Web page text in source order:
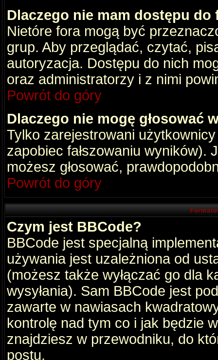
Dlaczego nie mam dostępu do
Nietóre fora mogą być
grup. Aby przeglądać, czytać,
autoryzacja. Dostępu do nich
oraz administratorzy i z nimi
Powrót do góry
Dlaczego nie mogę głosować
Tylko zarejestrowani
zapobiec fałszowaniu wyników).
możesz głosować,
Powrót do góry
Czym jest BBCode?
BBCode jest specjalną
używania jest uzależniona od
(możesz także wyłączać go dla
wysyłania). Sam BBCode jest
zawarte w nawiasach
kontrolę nad tym co i jak będzie
znajdziesz w przewodniku, do
postu.